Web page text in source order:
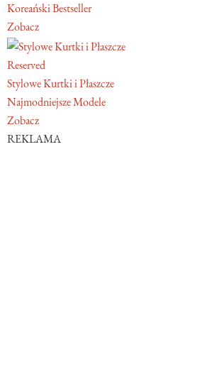
Koreański Bestseller
Zobacz
Reserved
Stylowe Kurtki i Płaszcze
Najmodniejsze Modele
Zobacz
REKLAMA